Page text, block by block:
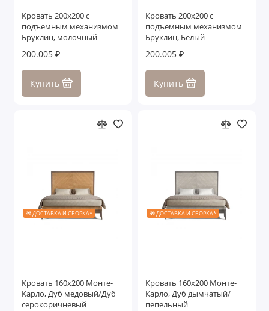
Кровать 200x200 с
подъемным механизмом
Бруклин, молочный
200.005 ₽
Купить
Кровать 200x200 с
подъемным механизмом
Бруклин, Белый
200.005 ₽
Купить
🎁 ДОСТАВКА И СБОРКА*
Кровать 160x200 Монте-
Карло, Дуб медовый/Дуб
серокоричневый
🎁 ДОСТАВКА И СБОРКА*
Кровать 160x200 Монте-
Карло, Дуб дымчатый/
пепельный